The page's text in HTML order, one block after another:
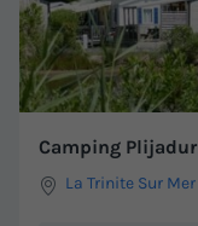
Camping Plijadur
La Trinite Sur Mer